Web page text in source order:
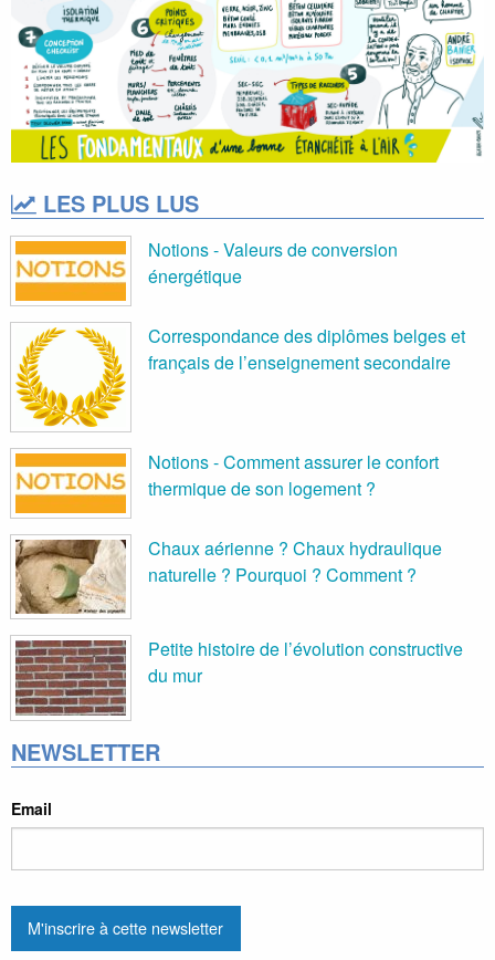
LES PLUS LUS
Notions - Valeurs de conversion
énergétique
Correspondance des diplômes belges et
français de l’enseignement secondaire
Notions - Comment assurer le confort
thermique de son logement ?
Chaux aérienne ? Chaux hydraulique
naturelle ? Pourquoi ? Comment ?
Petite histoire de l’évolution constructive
du mur
NEWSLETTER
Email